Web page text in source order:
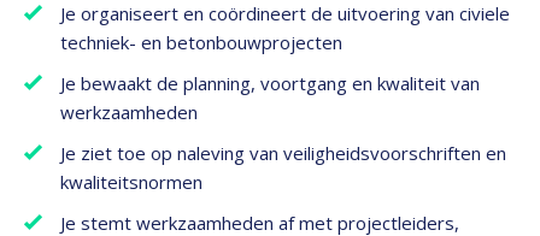
Je organiseert en coördineert de uitvoering van civiele
techniek- en betonbouwprojecten
Je bewaakt de planning, voortgang en kwaliteit van
werkzaamheden
Je ziet toe op naleving van veiligheidsvoorschriften en
kwaliteitsnormen
Je stemt werkzaamheden af met projectleiders,